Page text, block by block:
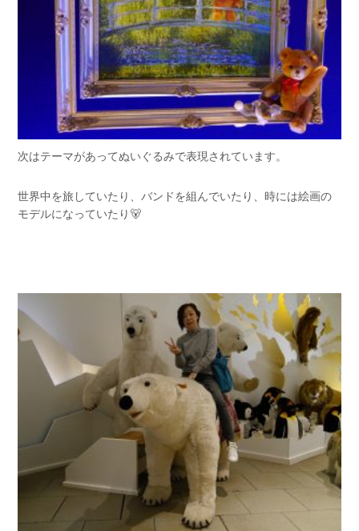
次はテーマがあってぬいぐるみで表現されています。
世界中を旅していたり、バンドを組んでいたり、時には絵画の
モデルになっていたり🐻